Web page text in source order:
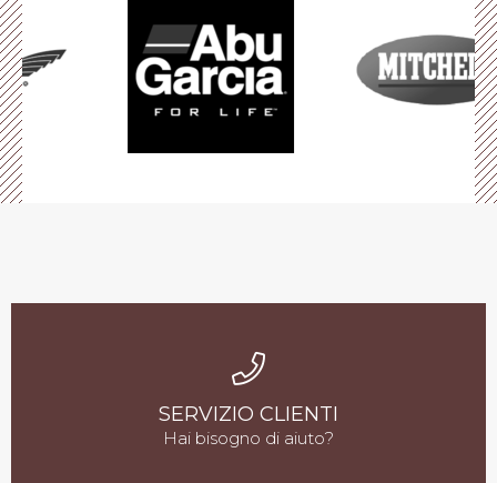
SERVIZIO CLIENTI
Hai bisogno di aiuto?